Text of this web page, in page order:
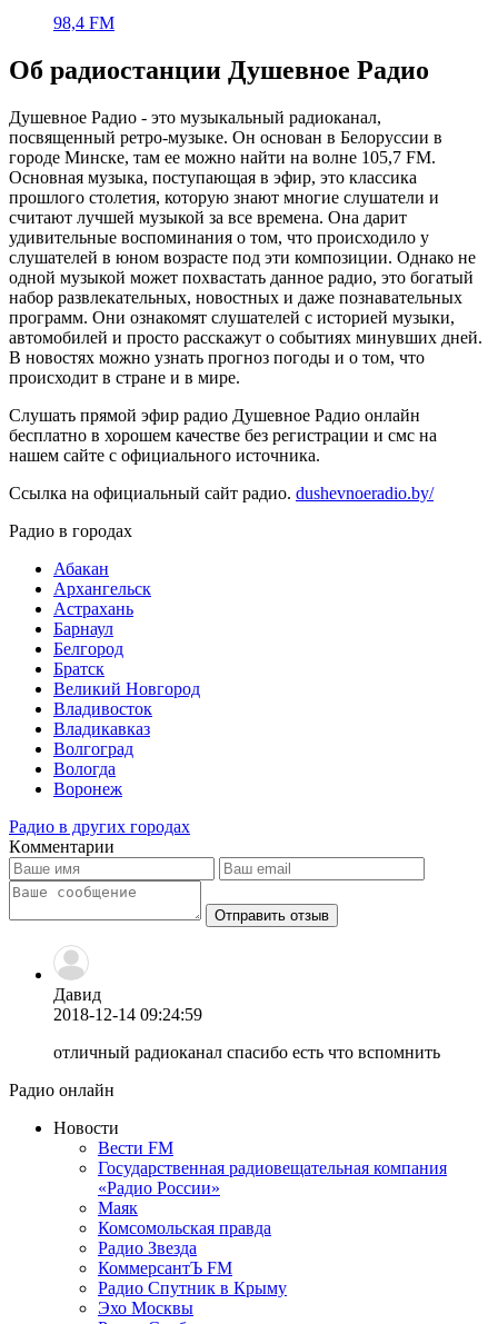
98,4 FM
Об радиостанции Душевное Радио
Душевное Радио - это музыкальный радиоканал,
посвященный ретро-музыке. Он основан в Белоруссии в
городе Минске, там ее можно найти на волне 105,7 FM.
Основная музыка, поступающая в эфир, это классика
прошлого столетия, которую знают многие слушатели и
считают лучшей музыкой за все времена. Она дарит
удивительные воспоминания о том, что происходило у
слушателей в юном возрасте под эти композиции. Однако не
одной музыкой может похвастать данное радио, это богатый
набор развлекательных, новостных и даже познавательных
программ. Они ознакомят слушателей с историей музыки,
автомобилей и просто расскажут о событиях минувших дней.
В новостях можно узнать прогноз погоды и о том, что
происходит в стране и в мире.
Слушать прямой эфир радио Душевное Радио онлайн
бесплатно в хорошем качестве без регистрации и смс на
нашем сайте с официального источника.
Ссылка на официальный сайт радио. dushevnoeradio.by/
Радио в городах
Абакан
Архангельск
Астрахань
Барнаул
Белгород
Братск
Великий Новгород
Владивосток
Владикавказ
Волгоград
Вологда
Воронеж
Радио в других городах
Комментарии
Отправить отзыв
Давид
2018-12-14 09:24:59
отличный радиоканал спасибо есть что вспомнить
Радио онлайн
Новости
Вести FM
Государственная радиовещательная компания
«Радио России»
Маяк
Комсомольская правда
Радио Звезда
КоммерсантЪ FM
Радио Спутник в Крыму
Эхо Москвы